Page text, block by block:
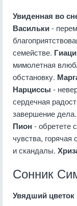
Увиденная во
Васильки-
семействе.
мимолетная
обстановку.
Нарциссы -
сердечная
завершение дела.
Пион - обретете
чувства, горячая
и скандалы.
Сонник
Увядший цветок